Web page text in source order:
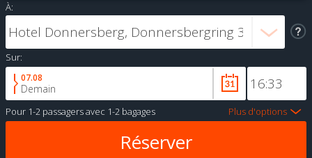
À:
Sur:
07.08
Demain
Pour 1-2 passagersavec 1-2 bagages Plus d'options